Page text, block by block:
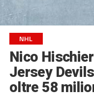
NHL
Nico
Jersey
oltre 58